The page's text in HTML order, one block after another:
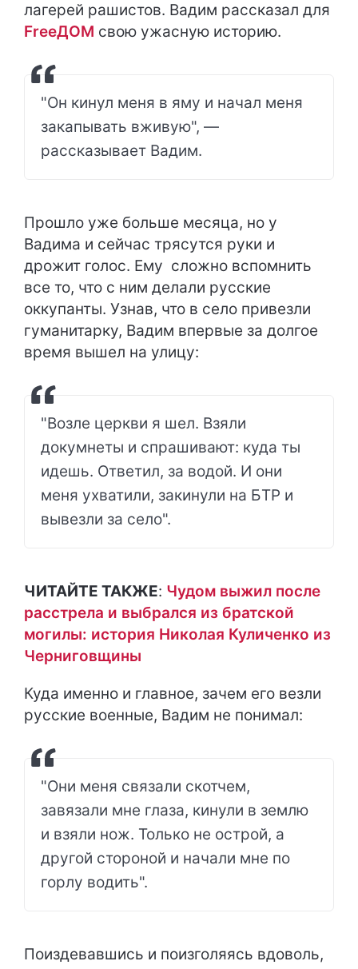
лагерей рашистов. Вадим рассказал для
FreeДОМ свою ужасную историю.
"Он кинул меня в яму и начал меня
закапывать вживую", —
рассказывает Вадим.
Прошло уже больше месяца, но у
Вадима и сейчас трясутся руки и
дрожит голос. Ему сложно вспомнить
все то, что с ним делали русские
оккупанты. Узнав, что в село привезли
гуманитарку, Вадим впервые за долгое
время вышел на улицу:
"Возле церкви я шел. Взяли
докумнеты и спрашивают: куда ты
идешь. Ответил, за водой. И они
меня ухватили, закинули на БТР и
вывезли за село".
ЧИТАЙТЕ ТАКЖЕ: Чудом выжил после
расстрела и выбрался из братской
могилы: история Николая Куличенко из
Черниговщины
Куда именно и главное, зачем его везли
русские военные, Вадим не понимал:
"Они меня связали скотчем,
завязали мне глаза, кинули в землю
и взяли нож. Только не острой, а
другой стороной и начали мне по
горлу водить".
Поиздевавшись и поизголяясь вдоволь,